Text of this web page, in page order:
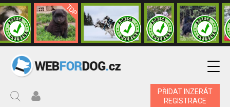
PŘIDAT INZERÁT
REGISTRACE